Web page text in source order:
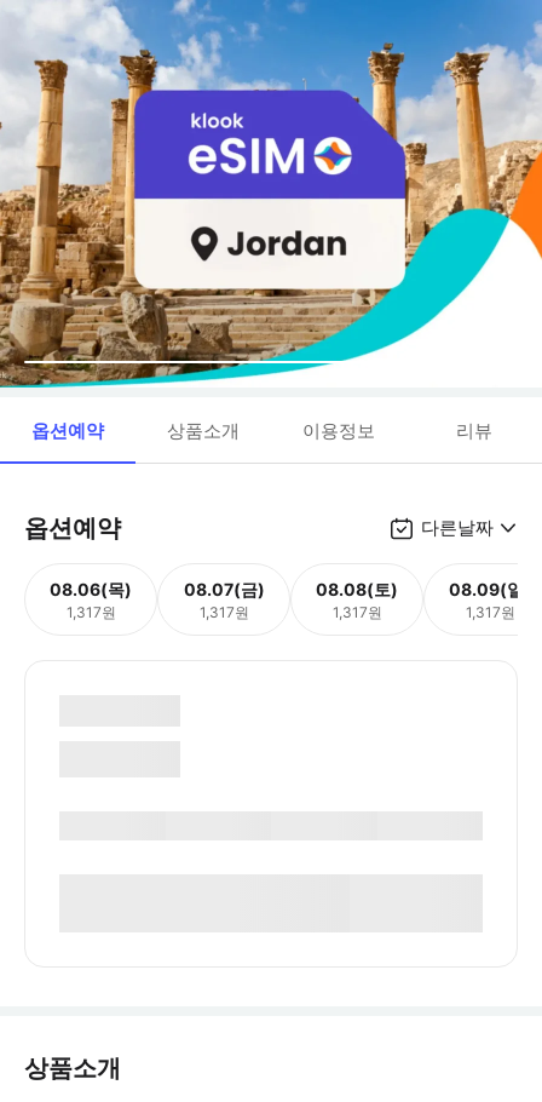
옵션예약 상품소개 이용정보 리뷰
옵션예약 다른날짜
08.06(목)
1,317원
08.07(금)
1,317원
08.08(토)
1,317원
08.09(일)
1,317원
상품소개